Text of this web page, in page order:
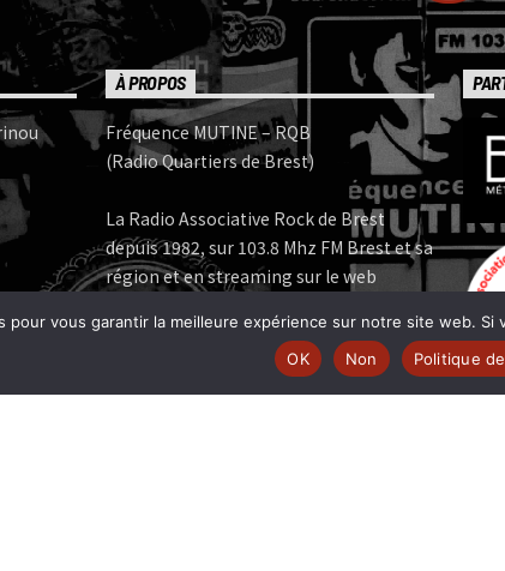
À PROPOS
Fréquence MUTINE – RQB
(Radio Quartiers de Brest)
La Radio Associative Rock de Brest
depuis 1982, sur 103.8 Mhz FM Brest et sa
région et en streaming sur le web
Fréquence MUTINE est membre:
FERAROCK | www.ferarock.org |
CORLAB | www.corlab.org|
pour vous garantir la meilleure expérience sur notre site web.
OK
Non Politique